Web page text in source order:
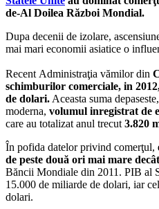
de-Al Doilea Război Mondial.
Dupa decenii de izolare,
mai mari economii asiatice o
Recent Administraţia vămilor din
schimburilor comerciale, in
de dolari. Aceasta suma
moderna, volumul inregistrat de
care au totalizat anul trecut 3.820
În pofida datelor privind comerţul,
de peste două ori mai mare
Băncii Mondiale din 2011. PIB al
15.000 de miliarde de dolari, iar
dolari.